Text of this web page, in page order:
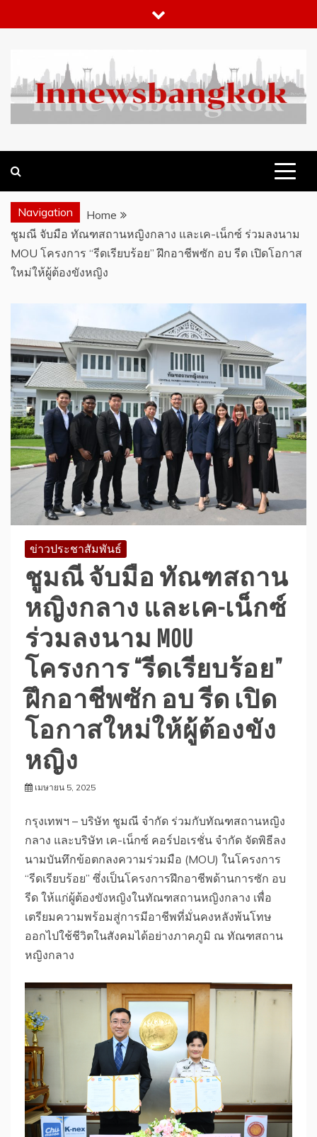
to
Navigation
Home
ชูมณี จับมือ ทัณฑสถานหญิงกลาง และเค-เน็กซ์ ร่วมลงนาม
MOU โครงการ “รีดเรียบร้อย” ฝึกอาชีพซัก อบ รีด เปิดโอกาส
ใหม่ให้ผู้ต้องขังหญิง
ข่าวประชาสัมพันธ์
ชูมณี จับมือ ทัณฑสถาน
หญิงกลาง และเค-เน็กซ์
ร่วมลงนาม MOU
โครงการ “รีดเรียบร้อย”
ฝึกอาชีพซัก อบ รีด เปิด
โอกาสใหม่ให้ผู้ต้องขัง
หญิง
เมษายน 5, 2025
กรุงเทพฯ – บริษัท ชูมณี จำกัด ร่วมกับทัณฑสถานหญิง
กลาง และบริษัท เค-เน็กซ์ คอร์ปอเรชั่น จำกัด จัดพิธีลง
นามบันทึกข้อตกลงความร่วมมือ (MOU) ในโครงการ
“รีดเรียบร้อย” ซึ่งเป็นโครงการฝึกอาชีพด้านการซัก อบ
รีด ให้แก่ผู้ต้องขังหญิงในทัณฑสถานหญิงกลาง เพื่อ
เตรียมความพร้อมสู่การมีอาชีพที่มั่นคงหลังพ้นโทษ
ออกไปใช้ชีวิตในสังคมได้อย่างภาคภูมิ ณ ทัณฑสถาน
หญิงกลาง